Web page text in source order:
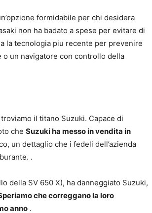
formidabile per chi desidera
non ha badato a spese per evitare di
la tecnologia piu recente per prevenire
un navigatore con controllo della
il titano Suzuki. Capace di
che Suzuki ha messo in vendita in
un dettaglio che i fedeli dell’azienda
.
della SV 650 X), ha danneggiato Suzuki,
che correggano la loro
anno .